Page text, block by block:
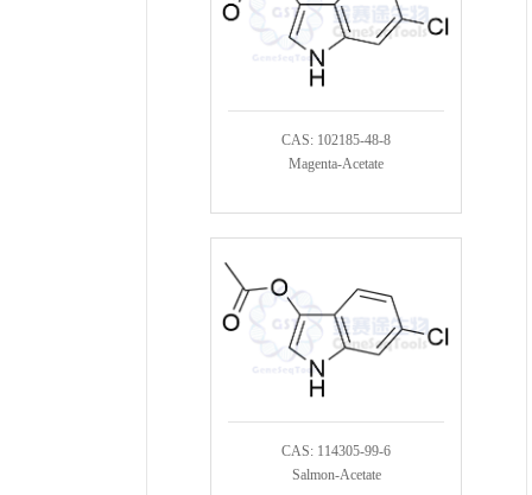
CAS: 102185-48-8
Magenta-Acetate
CAS: 114305-99-6
Salmon-Acetate